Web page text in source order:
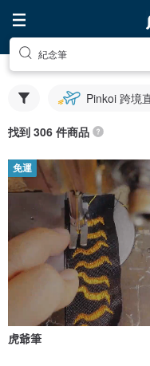
紀念筆
Pinkoi 跨境
找到 306 件商品
免運
虎爺筆